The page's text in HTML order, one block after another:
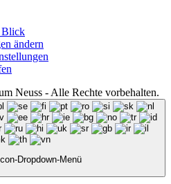
Blick
ändern
Neuss - Alle Rechte vorbehalten.